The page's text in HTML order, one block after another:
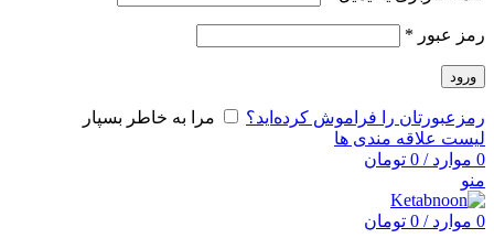
رمز عبور *
ورود
رمزعبورتان را فراموش کرده‌اید؟
مرا به خاطر بسپار
لیست علاقه مندی ها
0 موارد /
0 تومان
منو
0 موارد /
0 تومان